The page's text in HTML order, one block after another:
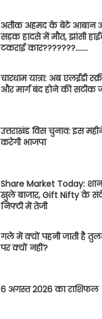
अतीक अहमद के बेटे आबान
सड़क हादसे में मौत, झांसी
टकराई कार???????…….
चारधाम यात्रा: अब एलईडी
और मार्ग बंद होने की सटीक
उत्तराखंड विस चुनाव: इस
करेगी भाजपा
Share Market Today:
खुले बाजार, Gift Nifty के
निफ्टी में तेजी
गले में क्यों पहनी जाती है
पर क्यों नहीं?
6 अगस्त 2026 का राशिफल